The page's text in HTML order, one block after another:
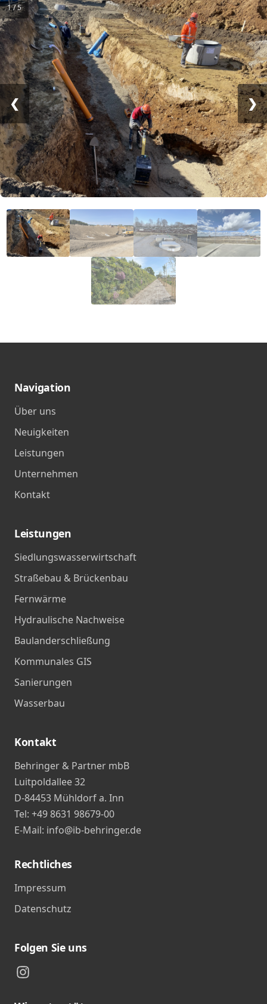
1 / 5
❮ ❯
Navigation
Über uns
Neuigkeiten
Leistungen
Unternehmen
Kontakt
Leistungen
Siedlungswasserwirtschaft
Straße­bau & Brücken­bau
Fernwärme
Hydraulische Nachweise
Baulanderschließung
Kommunales GIS
Sanierungen
Wasserbau
Kontakt
Behringer & Partner mbB
Luitpoldallee 32
D-84453 Mühldorf a. Inn
Tel: +49 8631 98679-00
E-Mail: info@ib-behringer.de
Rechtliches
Impressum
Datenschutz
Folgen Sie uns